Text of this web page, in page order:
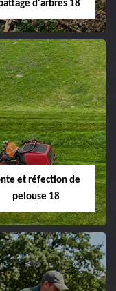
grillage et
18 Cher tel:
02.52.56.49.40
d'arbres 18
d'arbres
18
abattage
et réfection de
pelouse 18